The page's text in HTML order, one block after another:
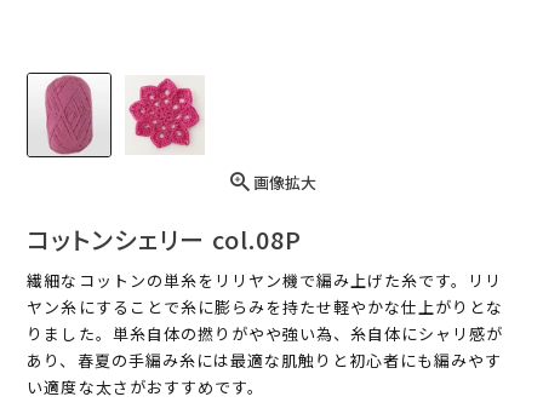
画像拡大
コットンシェリー col.08P
繊細なコットンの単糸をリリヤン機で編み上げた糸です。リリ
ヤン糸にすることで糸に膨らみを持たせ軽やかな仕上がりとな
りました。単糸自体の撚りがやや強い為、糸自体にシャリ感が
あり、春夏の手編み糸には最適な肌触りと初心者にも編みやす
い適度な太さがおすすめです。